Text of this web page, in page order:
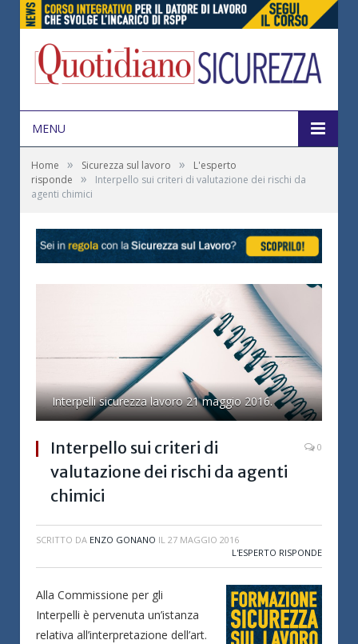
MENU
Home » Sicurezza sul lavoro »
L'esperto
risponde
»
Interpello sui criteri di valutazione dei rischi da
agenti chimici
Interpelli sicurezza lavoro 21 maggio 2016.
Interpello sui criteri di
valutazione dei rischi da agenti
chimici
0
SCRITTO DA ENZO GONANO IL 27 MAGGIO 2016
L'ESPERTO RISPONDE
Alla Commissione per gli
Interpelli è pervenuta un’istanza
relativa all’interpretazione dell’art.